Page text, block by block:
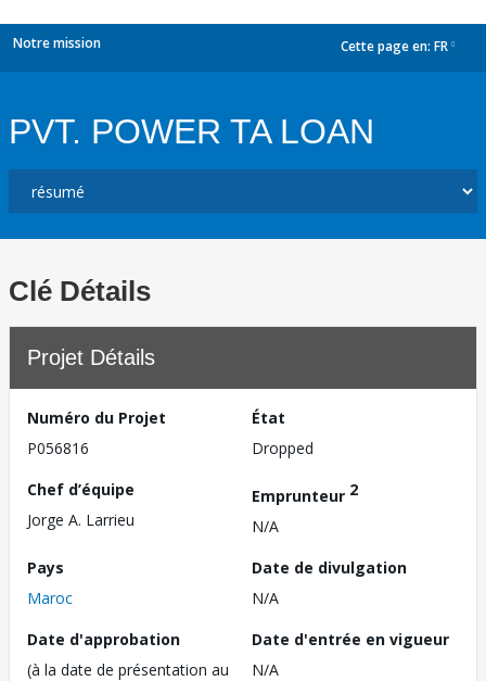
Notre mission Cette page en: FR
PVT. POWER TA LOAN
Clé Détails
Projet Détails
Numéro du Projet
P056816
État
Dropped
Chef d’équipe
Jorge A. Larrieu
Emprunteur 2
N/A
Pays
Maroc
Date de divulgation
N/A
Date d'approbation
(à la date de présentation au
Date d'entrée en vigueur
N/A